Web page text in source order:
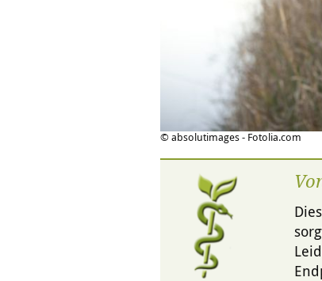
© absolutimages - Fotolia.com